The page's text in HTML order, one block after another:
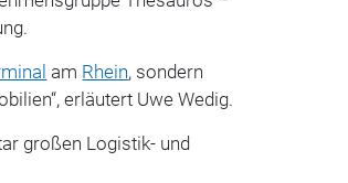
am Rhein, sondern
erläutert Uwe Wedig.
großen Logistik- und